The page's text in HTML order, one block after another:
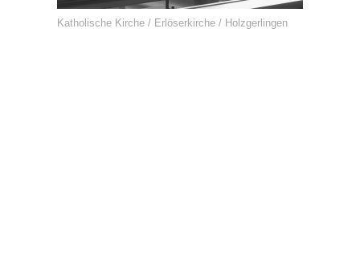
Katholische Kirche / Erlöserkirche / Holzgerlingen